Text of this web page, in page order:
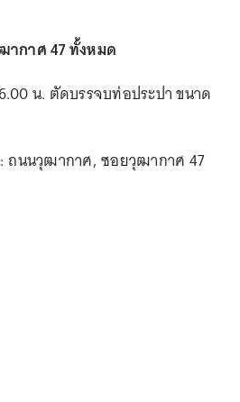
กาศ 47 ทั้งหมด
น. ตัดบรรจบท่อประปา ขนาด
ถนนวุฒากาศ, ซอยวุฒากาศ 47